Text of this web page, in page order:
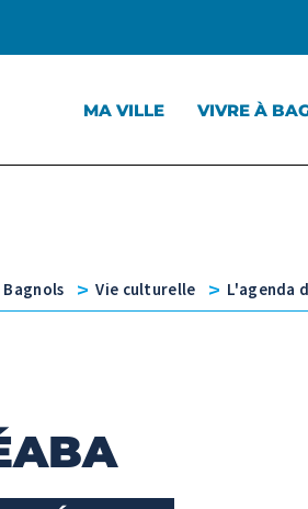
MA VILLE VIVRE À
Bagnols v Vie culturelle v L'agenda